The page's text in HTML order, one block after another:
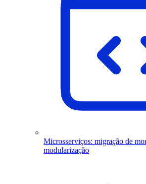
Microsserviços: migração de
modularização